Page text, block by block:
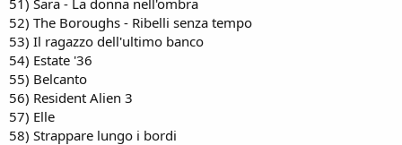
52) The Boroughs - Ribelli senza tempo
53) Il ragazzo dell'ultimo banco
54) Estate '36
55) Belcanto
56) Resident Alien 3
57) Elle
58) Strappare lungo i bordi